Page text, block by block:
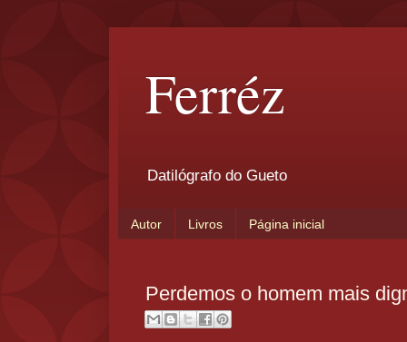
Ferréz
Datilógrafo do Gueto
Autor Livros Página inicial
Perdemos o homem mais